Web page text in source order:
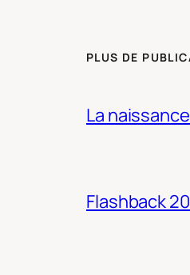
PLUS DE
La
Flashback